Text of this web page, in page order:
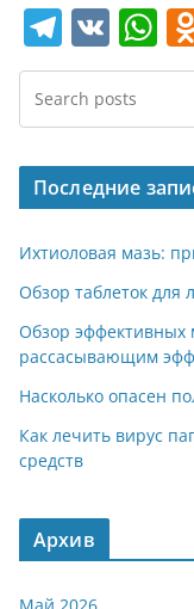
T
el
e
gr
a
m
V
K
W
h
s
A
p
p
Последние
Ихтиоловая мазь:
Обзор таблеток для
Обзор эффективных
рассасывающим
Насколько опасен
Как лечить вирус
средств
Архив